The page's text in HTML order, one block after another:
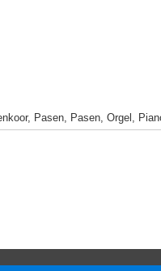
Pasen, Pasen, Orgel,